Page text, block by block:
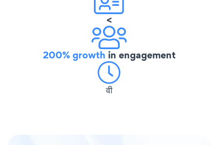
<
200% growth in engagement
वी